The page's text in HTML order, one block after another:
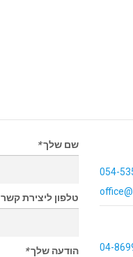
054-
04-
שם שלך*
טלפון ליצירת קשר
הודעה שלך*